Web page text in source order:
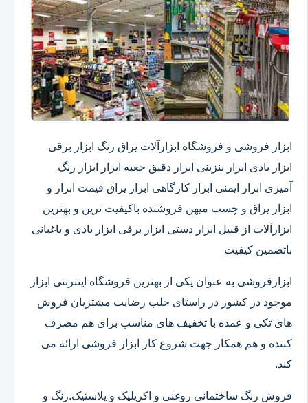
ابزار فروشی و فروشگاه ابزارآلات یراق رنگ ابزار برقی
ابزار بادی ابزار بنزینی ابزار دقیق​ جعبه ابزار ابزار رنگ
آمیزی ابزار ایمنی ابزار کارگاهی ابزار یراق قیمت ابزار و
ابزار یراق و چسب میهن فروشنده باکیفیت ترین و بهترین
ابزارآلات از قبیل ابزار دستی ابزار برقی ابزار بادی و باغبانی
باتضمین کیفیت
ابزارفروشی به عنوان یکی از بهترین فروشگاه اینترنتی ابزار
موجود در کشور در راستای جلب رضایت مشتریان فروش
های تکی و عمده با تخفیف های مناسب برای هم مصرف
کننده و هم همکار جهت شروع کار ابزار فروشی ارائه می
کند.
فروش رنگ ساختمانی روغنی و اکریلیک و پلاستیک.رنگ و